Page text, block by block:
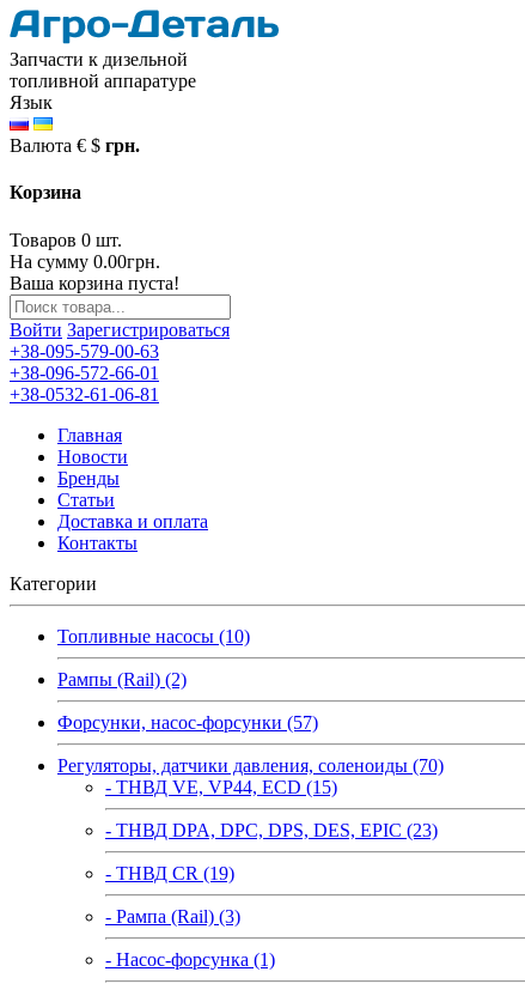
Запчасти к дизельной
топливной аппаратуре
Язык
Валюта € $ грн.
Корзина
Товаров 0 шт.
На сумму 0.00грн.
Ваша корзина пуста!
Войти Зарегистрироваться
+38-095-579-00-63
+38-096-572-66-01
+38-0532-61-06-81
Главная
Новости
Бренды
Статьи
Доставка и оплата
Контакты
Категории
Топливные насосы (10)
Рампы (Rail) (2)
Форсунки, насос-форсунки (57)
Регуляторы, датчики давления, соленоиды (70)
- ТНВД VE, VP44, ECD (15)
- ТНВД DPA, DPC, DPS, DES, EPIC (23)
- ТНВД CR (19)
- Рампа (Rail) (3)
- Насос-форсунка (1)